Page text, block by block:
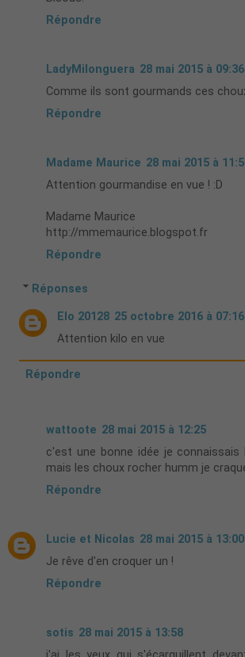
Répondre
LadyMilonguera 28 mai 2015 à 09:36
Comme ils sont gourmands ces
Répondre
Madame Maurice 28 mai 2015 à
Attention gourmandise en vue ! :D
Madame Maurice
http://mmemaurice.blogspot.fr
Répondre
Réponses
Elo 20128 25 octobre 2016 à 07:16
Attention kilo en vue
Répondre
wattoote 28 mai 2015 à 12:25
c'est une bonne idée je connaissais
mais les choux rocher humm je
Répondre
Lucie et Nicolas 28 mai 2015 à 13:00
Je rêve d'en croquer un !
Répondre
sotis 28 mai 2015 à 13:58